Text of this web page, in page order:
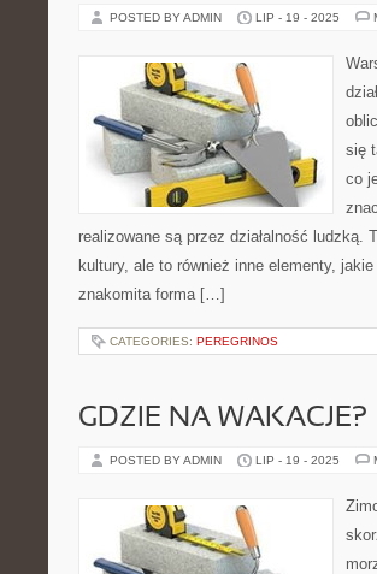
POSTED BY ADMIN LIP - 19 - 2025
się
co
realizowane są przez działalność
kultury, ale to również inne elementy,
znakomita forma […]
CATEGORIES: PEREGRINOS
GDZIE NA WAKACJE?
POSTED BY ADMIN LIP - 19 - 2025